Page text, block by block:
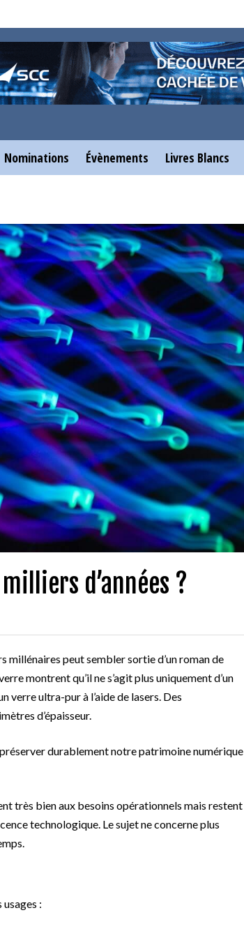
Nominations Évènements Livres Blancs
d’années ?
millénaires peut sembler sortie d’un roman de
montrent qu’il ne s’agit plus uniquement d’un
verre ultra-pur à l’aide de lasers. Des
d’épaisseur.
durablement notre patrimoine numérique
très bien aux besoins opérationnels mais restent
technologique. Le sujet ne concerne plus
: